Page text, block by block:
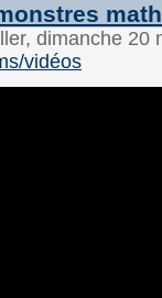
dimanche
vidéos